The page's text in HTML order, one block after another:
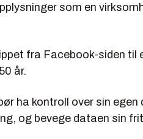
som en
fra Facebook-siden til
år.
ha kontroll over sin
og bevege dataen sin